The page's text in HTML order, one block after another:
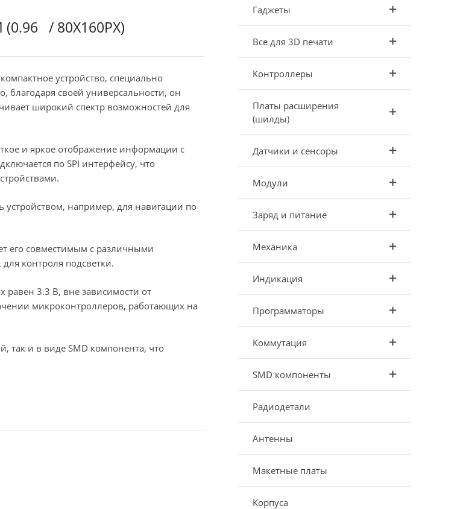
/ 80X160PX)
устройство, специально
благодаря своей универсальности, он
широкий спектр возможностей для
и яркое отображение информации с
по SPI интерфейсу, что
устройством, например, для навигации по
его совместимым с различными
для контроля подсветки.
равен 3.3 В, вне зависимости от
микроконтроллеров, работающих на
так и в виде SMD компонента, что
Гаджеты
Все для 3D печати
Контроллеры
Платы расширения
(шилды)
Датчики и сенсоры
Модули
Заряд и питание
Механика
Индикация
Программаторы
Коммутация
SMD компоненты
Радиодетали
Антенны
Макетные платы
Корпуса